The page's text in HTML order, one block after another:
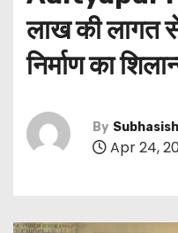
लाख की लागत
निर्माण का
By
Apr 24,